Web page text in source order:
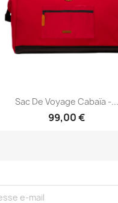
Aperçu rapide
Sac De Voyage Cabaïa -...
99,00 €